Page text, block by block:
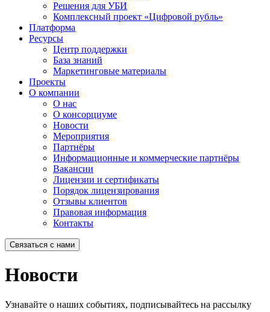
Решения для УБИ
Комплексный проект «Цифровой рубль»
Платформа
Ресурсы
Центр поддержки
База знаний
Маркетинговые материалы
Проекты
О компании
О нас
О консорциуме
Новости
Мероприятия
Партнёры
Информационные и коммерческие партнёры
Вакансии
Лицензии и сертификаты
Порядок лицензирования
Отзывы клиентов
Правовая информация
Контакты
Связаться с нами
Новости
Узнавайте о наших событиях, подписывайтесь на рассылку